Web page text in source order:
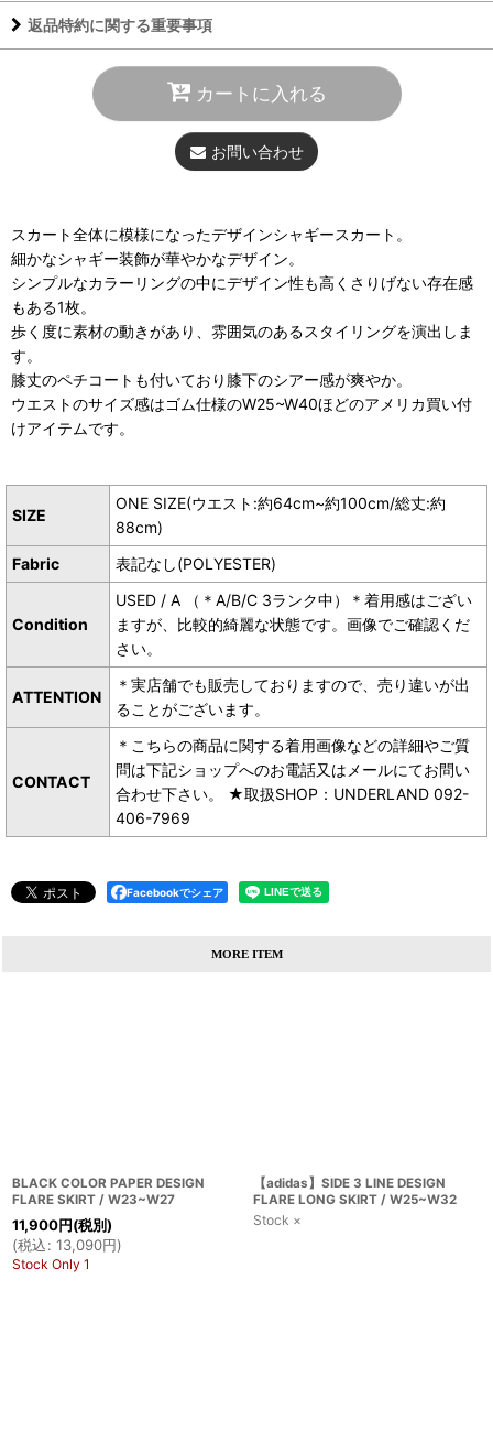
返品特約に関する重要事項
カートに入れる
お問い合わせ
スカート全体に模様になったデザインシャギースカート。
細かなシャギー装飾が華やかなデザイン。
シンプルなカラーリングの中にデザイン性も高くさりげない存在感
もある1枚。
歩く度に素材の動きがあり、雰囲気のあるスタイリングを演出しま
す。
膝丈のペチコートも付いており膝下のシアー感が爽やか。
ウエストのサイズ感はゴム仕様のW25~W40ほどのアメリカ買い付
けアイテムです。
SIZE
ONE SIZE(ウエスト:約64cm~約100cm/総丈:約
88cm)
Fabric
表記なし(POLYESTER)
Condition
USED / A （＊A/B/C 3ランク中）＊着用感はござい
ますが、比較的綺麗な状態です。画像でご確認くだ
さい。
ATTENTION
＊実店舗でも販売しておりますので、売り違いが出
ることがございます。
CONTACT
＊こちらの商品に関する着用画像などの詳細やご質
問は下記ショップへのお電話又はメールにてお問い
合わせ下さい。 ★取扱SHOP：UNDERLAND 092-
406-7969
Facebookでシェア
MORE ITEM
BLACK COLOR PAPER DESIGN
FLARE SKIRT / W23~W27
11,900円(税別)
(税込: 13,090円)
Stock Only 1
【adidas】SIDE 3 LINE DESIGN
FLARE LONG SKIRT / W25~W32
Stock ×